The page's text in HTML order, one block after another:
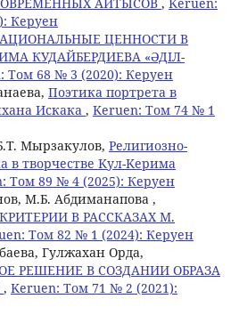
Керуен
ЦЕННОСТИ В
КУДАЙБЕРДИЕВА «ӘДІЛ-
Том 68 № 3 (2020): Керуен
Поэтика портрета в
Искака , Keruen: Том 74 № 1
Мырзакулов, Религиозно-
в творчестве Kул-Kерима
Том 89 № 4 (2025): Керуен
М.Б. Абдиманапова ,
В РАССКАЗАХ М.
Том 82 № 1 (2024): Керуен
Гулжахан Орда,
РЕШЕНИЕ В СОЗДАНИИ ОБРАЗА
, Keruen: Том 71 № 2 (2021):